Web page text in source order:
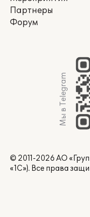
Партнеры
Форум
Мы в Telegram
© 2011-2026 АО
«1С»). Все права